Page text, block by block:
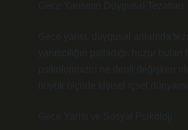
Gece Yarısının Duygusal Tezatları
Gece yarısı, duygusal anlamda
yaratıcılığın patladığı, huzur
psikolojimizin ne denli değişken
büyük ölçüde kişisel içsel
Gece Yarısı ve Sosyal Psikoloji